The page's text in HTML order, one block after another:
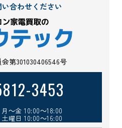
合わせください
第301030406546号
3453
～金 10:00～18:00
土曜日 10:00～16:00